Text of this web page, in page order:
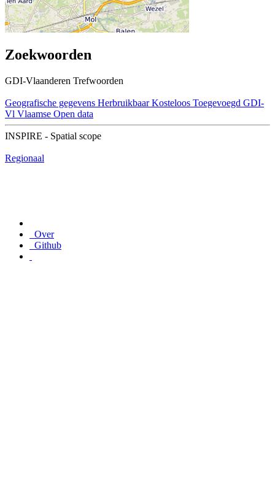
Zoekwoorden
GDI-Vlaanderen Trefwoorden
Geografische gegevens Herbruikbaar Kosteloos Toegevoegd GDI-
Vl Vlaamse Open data
INSPIRE - Spatial scope
Regionaal
Over
Github